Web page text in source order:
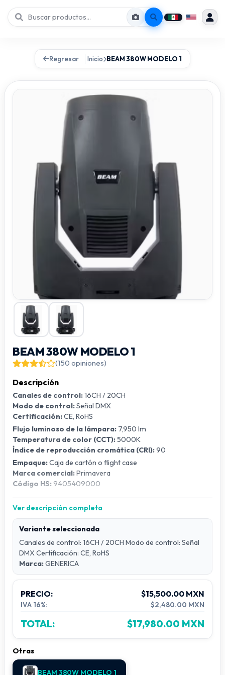
Regresar Inicio BEAM 380W MODELO 1
BEAM 380W MODELO 1
(150 opiniones)
Descripción
Canales de control:16CH / 20CH
Modo de control:Señal DMX
Certificación:CE, RoHS
Flujo luminoso de la lámpara: 7,950 lm
Temperatura de color (CCT):5000K
Índice de reproducción cromática (CRI):90
Empaque:Caja de cartón o flight case
Marca comercial:Primavera
Código HS: 9405409000
Información adicional
Efecto estroboscópico:
Grado de protección:IP20
Voltaje:AC 100–240V, 50/60Hz
Servicios: Iluminación, diseño de circuitos e instalación de
proyectos
Índice de reproducción cromática (RA):80
Prisma:Prisma de 8 caras + prisma lineal de 8 caras
Especificaciones:
Capacidad de producción:
1000 unidades/mes
Descripción técnica
Tipo:Cabeza móvil Beam / Spot / Wash 3 en 1 de 350W
Ver descripción completa
Variante seleccionada
Canales de control: 16CH / 20CH Modo de control: Señal
DMX Certificación: CE, RoHS
Marca:GENERICA
PRECIO: $15,500.00 MXN
IVA 16%: $2,480.00 MXN
TOTAL: $17,980.00 MXN
Otras
BEAM 380W MODELO 1